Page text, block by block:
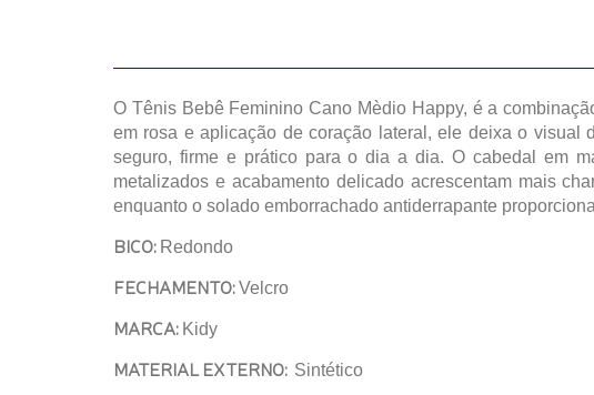
O Tênis Bebê Feminino Cano Mèdio Happy, é a
em rosa e aplicação de coração lateral, ele deixa o visual
seguro, firme e prático para o dia a dia. O cabedal em
metalizados e acabamento delicado acrescentam mais
enquanto o solado emborrachado antiderrapante
BICO: Redondo
FECHAMENTO:Velcro
MARCA: Kidy
MATERIAL EXTERNO: Sintético